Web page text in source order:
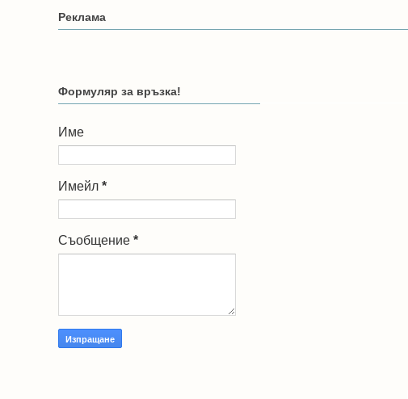
Реклама
Формуляр за връзка!
Име
Имейл *
Съобщение *